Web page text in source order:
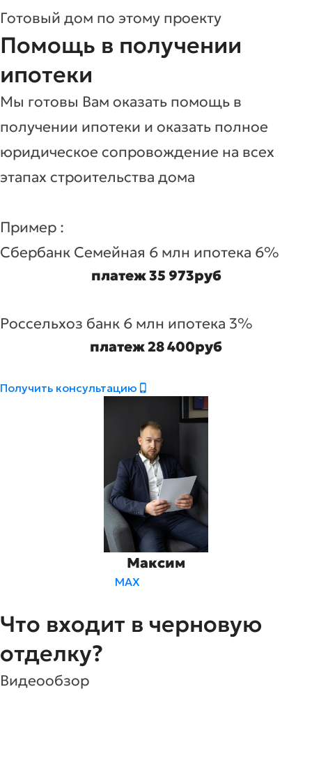
Готовый дом по этому проекту
Помощь в получении
ипотеки
Мы готовы Вам оказать помощь в
получении ипотеки и оказать полное
юридическое сопровождение на всех
этапах строительства дома
Пример :
Сбербанк Семейная 6 млн ипотека 6%
платеж 35 973руб
Россельхоз банк 6 млн ипотека 3%
платеж 28 400руб
Получить консультацию
Максим
MAX
Что входит в черновую
отделку?
Видеообзор